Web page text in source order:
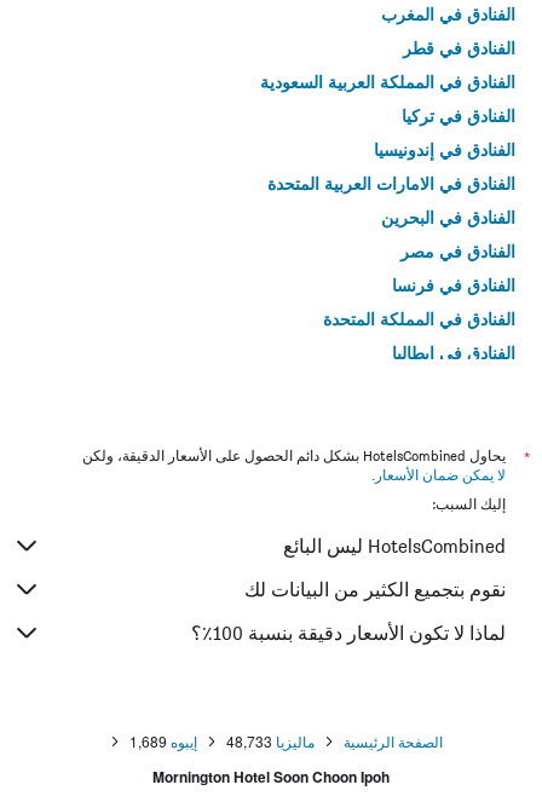
الفنادق في المغرب
الفنادق في قطر
الفنادق في المملكة العربية السعودية
الفنادق في تركيا
الفنادق في إندونيسيا
الفنادق في الامارات العربية المتحدة
الفنادق في البحرين
الفنادق في مصر
الفنادق في فرنسا
الفنادق في المملكة المتحدة
الفنادق في إيطاليا
*
يحاول HotelsCombined بشكل دائم الحصول على الأسعار الدقيقة، ولكن
لا يمكن ضمان الأسعار .
إليك السبب:
HotelsCombined ليس البائع
نقوم بتجميع الكثير من البيانات لك
لماذا لا تكون الأسعار دقيقة بنسبة 100٪؟
الصفحة الرئيسية ماليزيا 48,733 إيبوه 1,689
Mornington Hotel Soon Choon Ipoh